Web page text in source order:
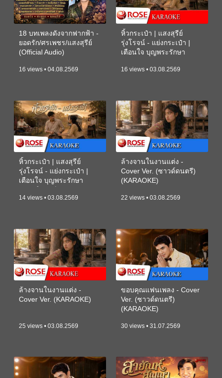
18 บทเพลงดังจากฟากฟ้า -
ยอดรัก/ศรเพชร/แสงสุรีย์
(Official Audio)
16 views • 04.08.2569
หิ้วกระเป๋า | แสงสุรีย์
รุ่งโรจน์ - แย่งกระเป๋า |
เตือนใจ บุญพระรักษา
16 views • 03.08.2569
หิ้วกระเป๋า | แสงสุรีย์
รุ่งโรจน์ - แย่งกระเป๋า |
เตือนใจ บุญพระรักษา
14 views • 03.08.2569
ล้างจานในงานแต่ง -
Cover Ver. (ซาวด์ดนตรี)
(KARAOKE)
22 views • 03.08.2569
ล้างจานในงานแต่ง -
Cover Ver. (KARAOKE)
25 views • 03.08.2569
ขอบคุณแฟนเพลง - Cover
Ver. (ซาวด์ดนตรี)
(KARAOKE)
30 views • 31.07.2569